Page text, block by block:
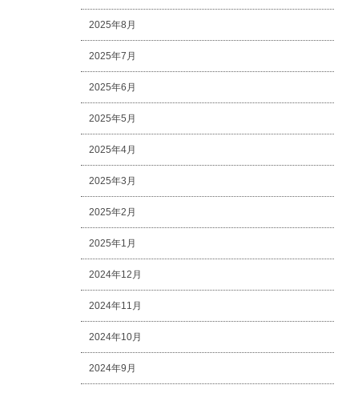
2025年8月
2025年7月
2025年6月
2025年5月
2025年4月
2025年3月
2025年2月
2025年1月
2024年12月
2024年11月
2024年10月
2024年9月